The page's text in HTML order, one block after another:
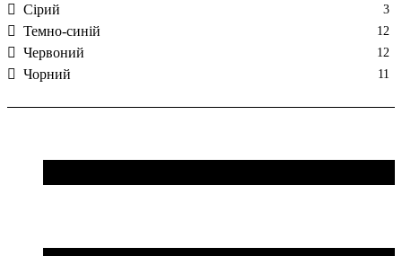
Сірий 3
Темно-синій 12
Червоний 12
Чорний 11